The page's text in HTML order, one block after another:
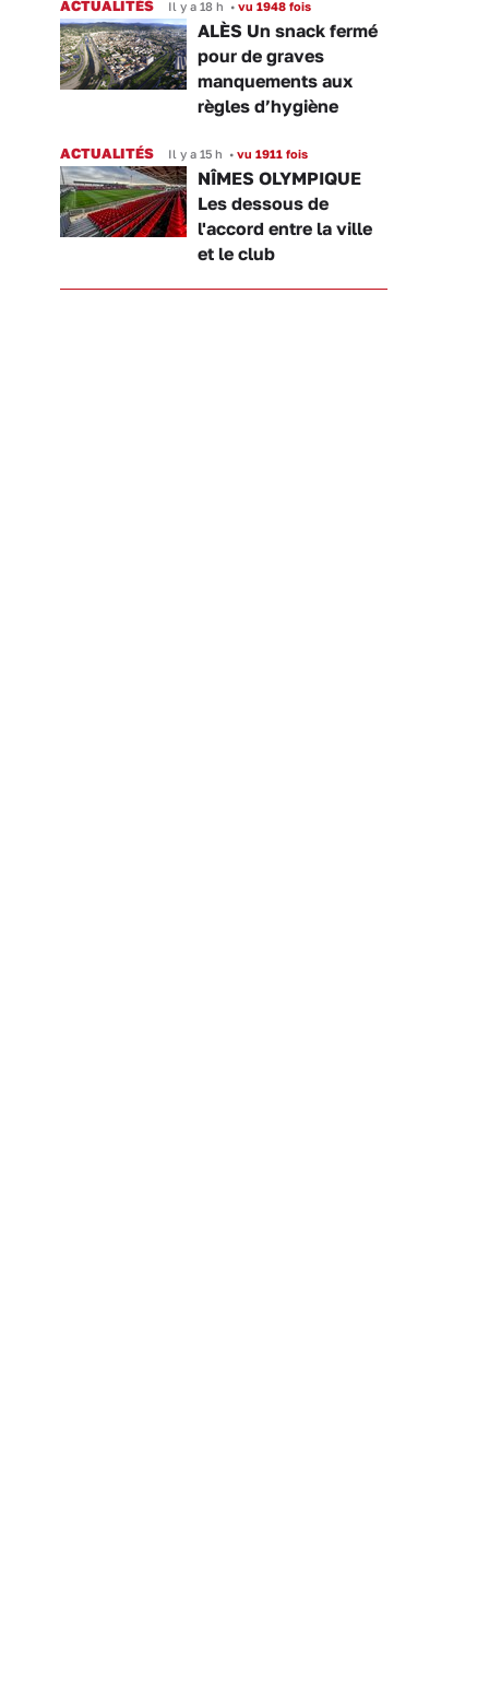
ACTUALITÉS Il y a 18 h • vu 1948 fois
ALÈS Un snack fermé
pour de graves
manquements aux
règles d’hygiène
ACTUALITÉS Il y a 15 h • vu 1911 fois
NÎMES OLYMPIQUE
Les dessous de
l'accord entre la ville
et le club